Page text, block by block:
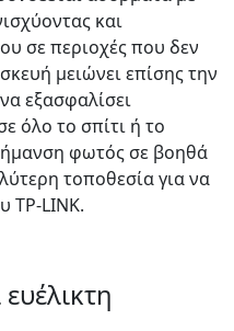
και
σε περιοχές που δεν
μειώνει επίσης την
εξασφαλίσει
όλο το σπίτι ή το
φωτός σε βοηθά
τοποθεσία για να
TP-LINK.